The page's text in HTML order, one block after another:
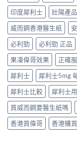
印度犀利士
壯陽產
威而鋼香港醫生紙
必利勁
必利勁 正品
果凍偉哥效果
正確
犀利士
犀利士5mg
犀利士比較
犀利士
買威而鋼要醫生紙嗎
香港買偉哥
香港購買